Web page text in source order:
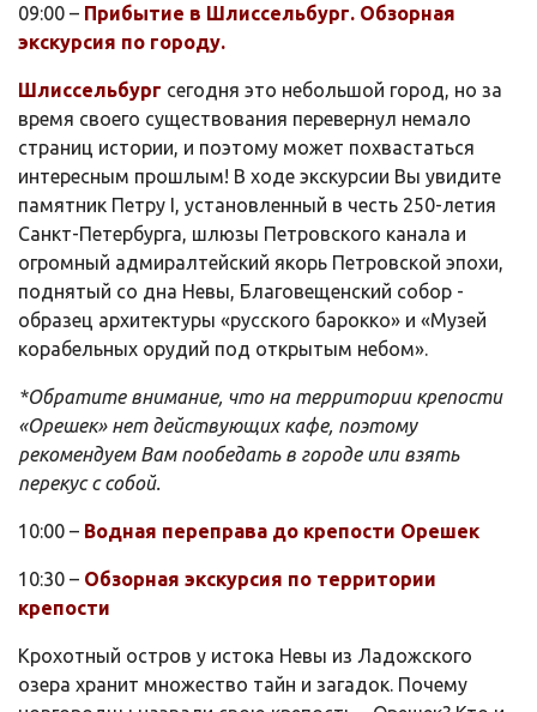
09:00 – Прибытие в Шлиссельбург. Обзорная
экскурсия по городу.
Шлиссельбург сегодня это небольшой город, но за
время своего существования перевернул немало
страниц истории, и поэтому может похвастаться
интересным прошлым! В ходе экскурсии Вы увидите
памятник Петру I, установленный в честь 250-летия
Санкт-Петербурга, шлюзы Петровского канала и
огромный адмиралтейский якорь Петровской эпохи,
поднятый со дна Невы, Благовещенский собор -
образец архитектуры «русского барокко» и «Музей
корабельных орудий под открытым небом».
*Обратите внимание, что на территории крепости
«Орешек» нет действующих кафе, поэтому
рекомендуем Вам пообедать в городе или взять
перекус с собой.
10:00 – Водная переправа до крепости Орешек
10:30 – Обзорная экскурсия по территории
крепости
Крохотный остров у истока Невы из Ладожского
озера хранит множество тайн и загадок. Почему